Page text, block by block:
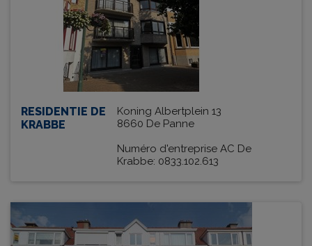
RESIDENTIE DE
KRABBE
Koning Albertplein 13
8660 De Panne
Numéro d'entreprise AC De
Krabbe: 0833.102.613